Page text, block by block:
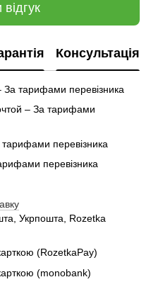
Консультація
тарифами перевізника
– За тарифами
перевізника
перевізника
Укрпошта, Rozetka
(RozetkaPay)
(monobank)